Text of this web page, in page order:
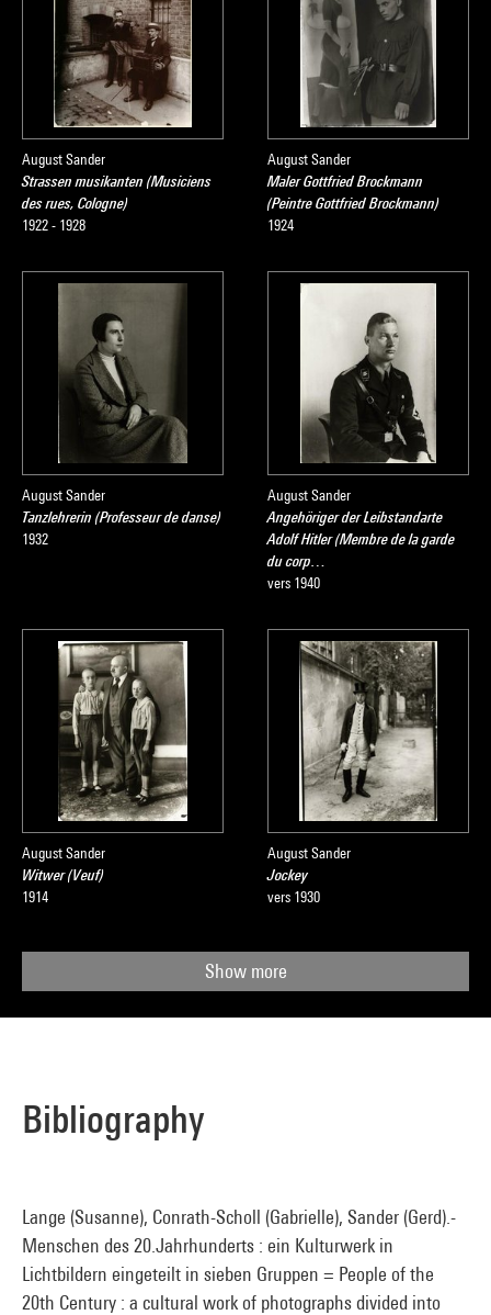
August Sander
Strassen musikanten (Musiciens
des rues, Cologne)
1922 - 1928
August Sander
Maler Gottfried Brockmann
(Peintre Gottfried Brockmann)
1924
August Sander
Tanzlehrerin (Professeur de danse)
1932
August Sander
Angehöriger der Leibstandarte
Adolf Hitler (Membre de la garde
du corp…
vers 1940
August Sander
Witwer (Veuf)
1914
August Sander
Jockey
vers 1930
Show more
Bibliography
Lange (Susanne), Conrath-Scholl (Gabrielle), Sander (Gerd).-
Menschen des 20.Jahrhunderts : ein Kulturwerk in
Lichtbildern eingeteilt in sieben Gruppen = People of the
20th Century : a cultural work of photographs divided into